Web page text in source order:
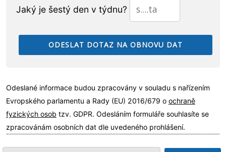
Jaký je šestý den v týdnu?
Odeslané informace budou zpracovány v souladu s nařízením
Evropského parlamentu a Rady (EU) 2016/679 o ochraně
fyzických osob tzv. GDPR. Odesláním formuláře souhlasíte se
zpracovánám osobních dat dle uvedeného prohlášení.